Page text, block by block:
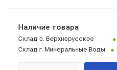
Наличие товара
Склад с. Верхнерусское
Склад г. Минеральные Воды